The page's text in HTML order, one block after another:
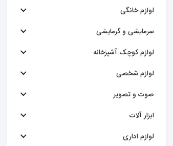
لوازم خانگی
سرمایشی و گرمایشی
لوازم کوچک آشپزخانه
لوازم شخصی
صوت و تصویر
ابزار آلات
لوازم اداری